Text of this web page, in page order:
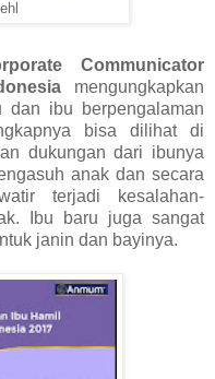
Communicator
mengungkapkan
ibu berpengalaman
bisa dilihat di
dukungan dari ibunya
anak dan secara
terjadi kesalahan-
Ibu baru juga sangat
janin dan bayinya.